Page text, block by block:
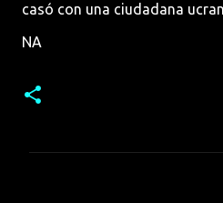
casó con una ciudadana
NA